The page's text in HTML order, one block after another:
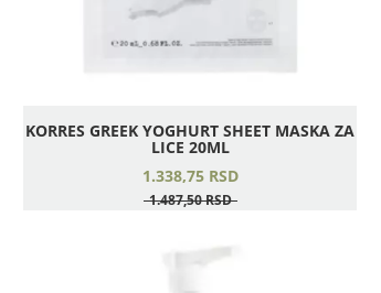
KORRES GREEK YOGHURT SHEET MASKA ZA
LICE 20ML
1.338,75 RSD
1.487,50RSD